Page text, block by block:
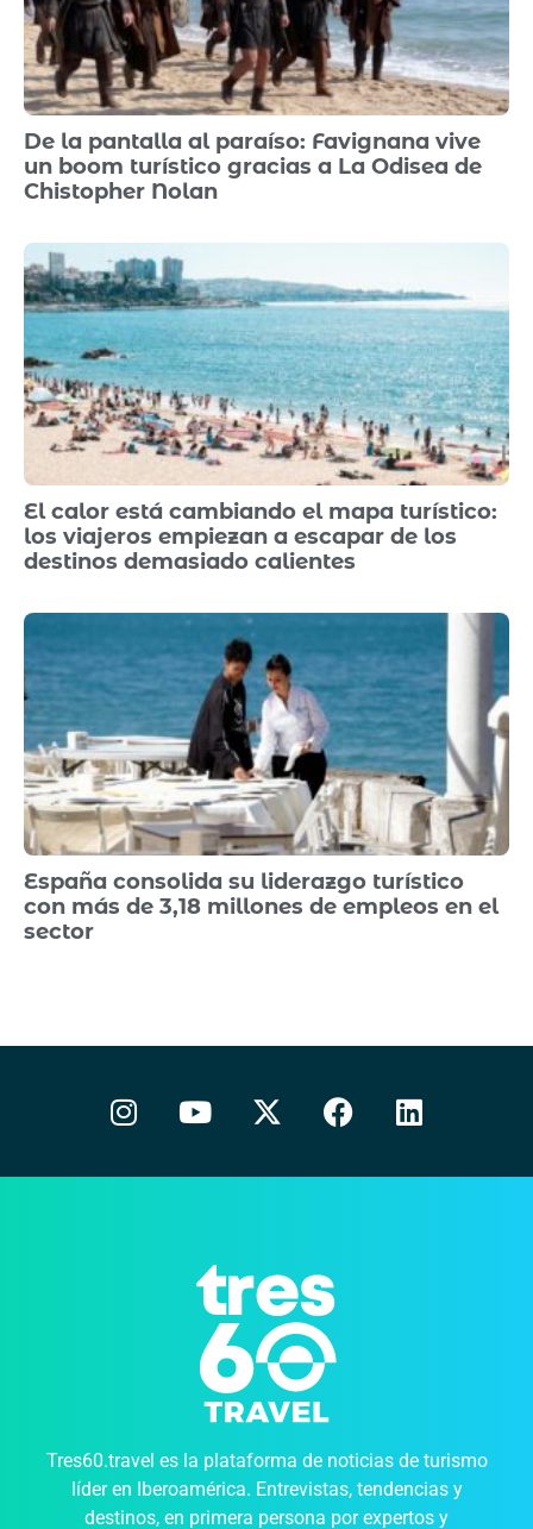
De la pantalla al paraíso: Favignana vive
un boom turístico gracias a La Odisea de
Chistopher Nolan
El calor está cambiando el mapa turístico:
los viajeros empiezan a escapar de los
destinos demasiado calientes
España consolida su liderazgo turístico
con más de 3,18 millones de empleos en el
sector
Tres60.travel es la plataforma de noticias de turismo
líder en Iberoamérica. Entrevistas, tendencias y
destinos, en primera persona por expertos y